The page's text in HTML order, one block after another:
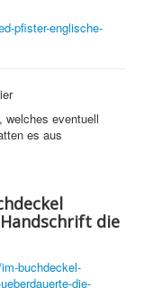
pfister-englische-
welches eventuell
es aus
die
buchdeckel-
die-